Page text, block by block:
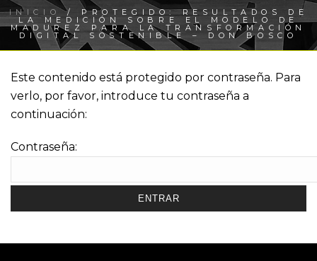
INICIO / PROTEGIDO: RESULTADOS DE
LA MEDICIÓN SOBRE EL MODELO DE
MADUREZ PARA LA TRANSFORMACIÓN
DIGITAL SOSTENIBLE – DON BOSCO
Este contenido está protegido por contraseña. Para
verlo, por favor, introduce tu contraseña a
continuación:
Contraseña: